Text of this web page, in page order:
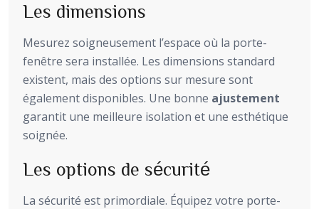
Les dimensions
Mesurez soigneusement l’espace où la porte-
fenêtre sera installée. Les dimensions standard
existent, mais des options sur mesure sont
également disponibles. Une bonne ajustement
garantit une meilleure isolation et une esthétique
soignée.
Les options de sécurité
La sécurité est primordiale. Équipez votre porte-